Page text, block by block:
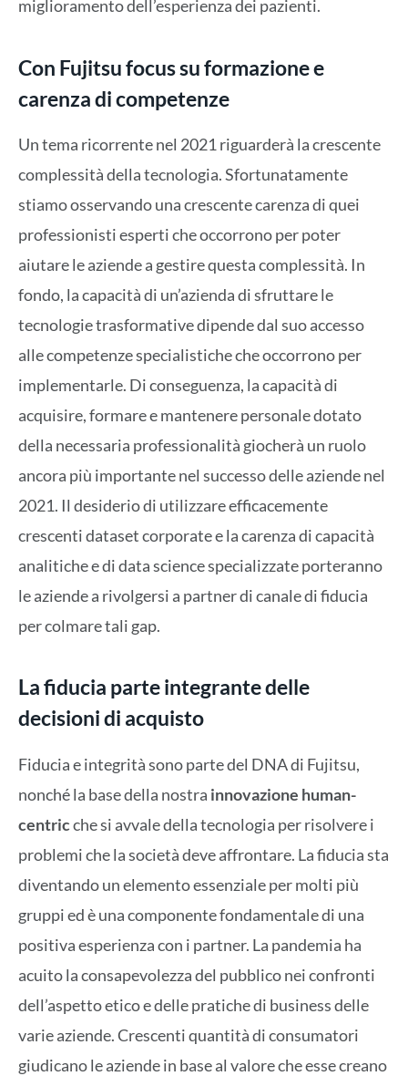
miglioramento dell’esperienza dei pazienti.
Con Fujitsu focus su formazione e
carenza di competenze
Un tema ricorrente nel 2021 riguarderà la crescente
complessità della tecnologia. Sfortunatamente
stiamo osservando una crescente carenza di quei
professionisti esperti che occorrono per poter
aiutare le aziende a gestire questa complessità. In
fondo, la capacità di un’azienda di sfruttare le
tecnologie trasformative dipende dal suo accesso
alle competenze specialistiche che occorrono per
implementarle. Di conseguenza, la capacità di
acquisire, formare e mantenere personale dotato
della necessaria professionalità giocherà un ruolo
ancora più importante nel successo delle aziende nel
2021. Il desiderio di utilizzare efficacemente
crescenti dataset corporate e la carenza di capacità
analitiche e di data science specializzate porteranno
le aziende a rivolgersi a partner di canale di fiducia
per colmare tali gap.
La fiducia parte integrante delle
decisioni di acquisto
Fiducia e integrità sono parte del DNA di Fujitsu,
nonché la base della nostra innovazione human-
centricche si avvale della tecnologia per risolvere i
problemi che la società deve affrontare. La fiducia sta
diventando un elemento essenziale per molti più
gruppi ed è una componente fondamentale di una
positiva esperienza con i partner. La pandemia ha
acuito la consapevolezza del pubblico nei confronti
dell’aspetto etico e delle pratiche di business delle
varie aziende. Crescenti quantità di consumatori
giudicano le aziende in base al valore che esse creano